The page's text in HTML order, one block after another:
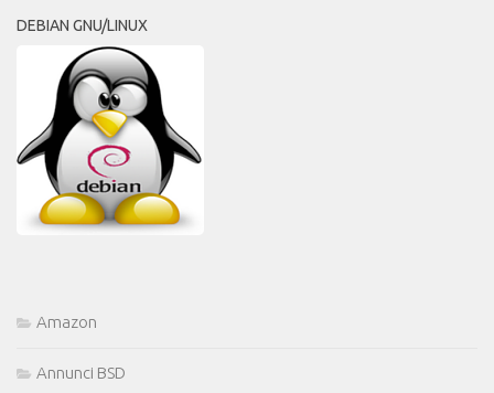
DEBIAN GNU/LINUX
Amazon
Annunci BSD